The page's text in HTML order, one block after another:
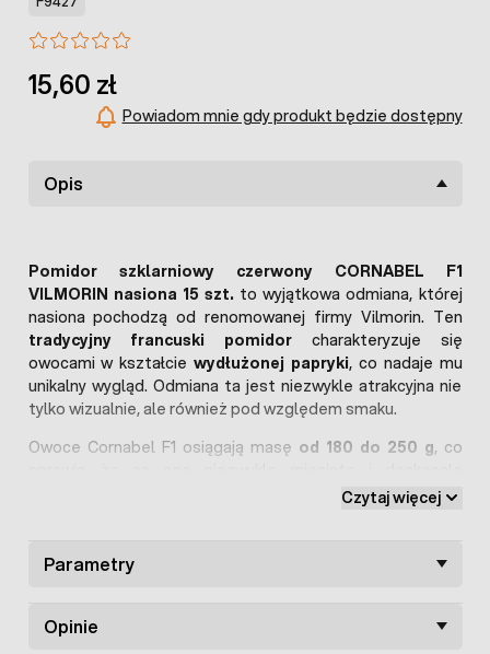
15,60 zł
Powiadom mnie gdy produkt będzie dostępny
Opis
Pomidor szklarniowy czerwony CORNABEL F1
VILMORIN nasiona 15 szt. to wyjątkowa odmiana, której
nasiona pochodzą od renomowanej firmy Vilmorin. Ten
tradycyjny francuski pomidor charakteryzuje się
owocami w kształciewydłużonej papryki, co nadaje mu
unikalny wygląd. Odmiana ta jest niezwykle atrakcyjna nie
tylko wizualnie, ale również pod względem smaku.
Owoce Cornabel F1 osiągają masę od 180 do 250 g, co
niekończący się
palikowanie roślin ze względu na duże owoce, co pomaga
odżywcze. Pomidory są bogatym źródłem witamin i
Czytaj więcej
Parametry
Opinie